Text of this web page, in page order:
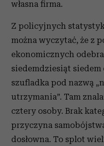
własna firma.
Z policyjnych
można wyczytać, że z
ekonomicznych
siedemdziesiąt siedem
szufladka pod nazwą
utrzymania”. Tam
cztery osoby. Brak
przyczyna
dosłowna. To splot